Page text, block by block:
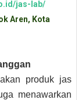
jas-lab/
Aren, Kota
produk jas
menawarkan